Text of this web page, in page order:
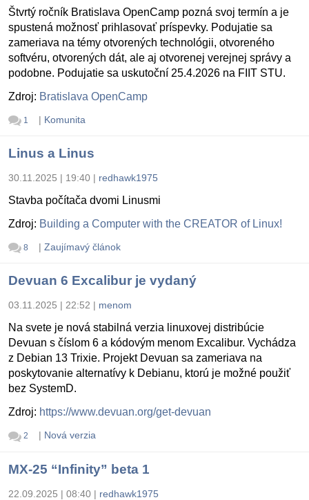
Štvrtý ročník Bratislava OpenCamp pozná svoj termín a je
spustená možnosť prihlasovať príspevky. Podujatie sa
zameriava na témy otvorených technológii, otvoreného
softvéru, otvorených dát, ale aj otvorenej verejnej správy a
podobne. Podujatie sa uskutoční 25.4.2026 na FIIT STU.
Zdroj: Bratislava OpenCamp
1 | Komunita
Linus a Linus
30.11.2025 | 19:40 | redhawk1975
Stavba počítača dvomi Linusmi
Zdroj: Building a Computer with the CREATOR of Linux!
8 | Zaujímavý článok
Devuan 6 Excalibur je vydaný
03.11.2025 | 22:52 | menom
Na svete je nová stabilná verzia linuxovej distribúcie
Devuan s číslom 6 a kódovým menom Excalibur. Vychádza
z Debian 13 Trixie. Projekt Devuan sa zameriava na
poskytovanie alternatívy k Debianu, ktorú je možné použiť
bez SystemD.
Zdroj: https://www.devuan.org/get-devuan
2 | Nová verzia
MX-25 “Infinity” beta 1
22.09.2025 | 08:40 | redhawk1975